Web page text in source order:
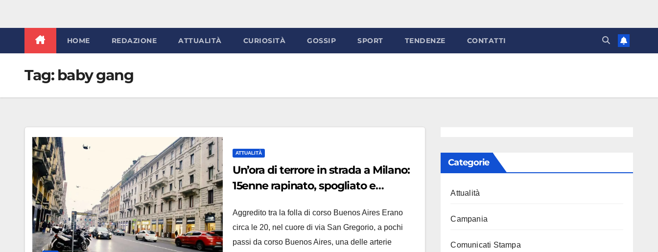
HOME REDAZIONE ATTUALITÀ CURIOSITÀ GOSSIP SPORT TENDENZE CONTATTI
Tag: baby gang
ATTUALITÀ
Un’ora di terrore in strada a Milano:
15enne rapinato, spogliato e
Aggredito tra la folla di corso Buenos Aires Erano
circa le 20, nel cuore di via San Gregorio, a pochi
passi da corso Buenos Aires, una delle arterie
Categorie
Attualità
Campania
Comunicati Stampa